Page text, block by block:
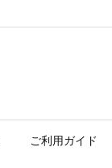
ご利用ガイド